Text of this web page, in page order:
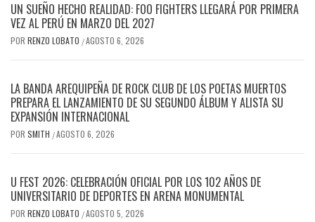
UN SUEÑO HECHO REALIDAD: FOO FIGHTERS LLEGARÁ POR PRIMERA
VEZ AL PERÚ EN MARZO DEL 2027
POR RENZO LOBATO /AGOSTO 6, 2026
LA BANDA AREQUIPEÑA DE ROCK CLUB DE LOS POETAS MUERTOS
PREPARA EL LANZAMIENTO DE SU SEGUNDO ÁLBUM Y ALISTA SU
EXPANSIÓN INTERNACIONAL
POR SMITH /AGOSTO 6, 2026
U FEST 2026: CELEBRACIÓN OFICIAL POR LOS 102 AÑOS DE
UNIVERSITARIO DE DEPORTES EN ARENA MONUMENTAL
POR RENZO LOBATO /AGOSTO 5, 2026